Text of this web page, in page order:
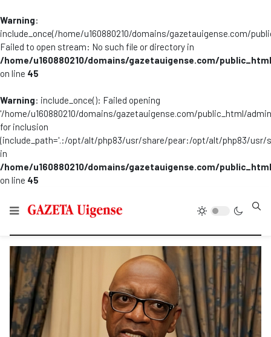
Warning:
include_once(/home/u160880210/domains/gazetauigense.com/
Failed to open stream: No such file or directory in
/home/u160880210/domains/gazetauigense.com/
on line 45
Warning: include_once(): Failed opening
'/home/u160880210/domains/gazetauigense.com/public_html/
for inclusion
(include_path='.:/opt/alt/php83/usr/share/pear:/opt/alt/php83/
in
/home/u160880210/domains/gazetauigense.com/
on line 45